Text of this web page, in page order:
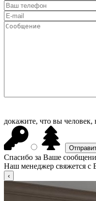
докажите, что вы человек,
Спасибо за Ваше
Наш менеджер свяжется с